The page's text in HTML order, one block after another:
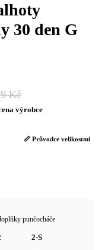
30 den G
Kč
výrobce
📏 Průvodce velikostmi
punčocháče
2-S